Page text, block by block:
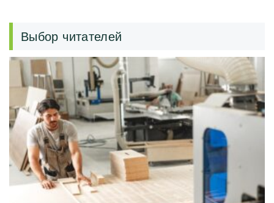
Выбор читателей